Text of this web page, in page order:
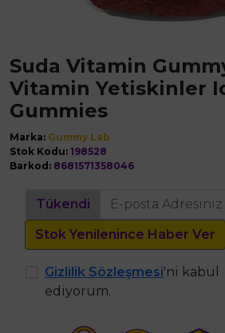
Suda Vitamin
Vitamin Yetiskinler
Gummies
Marka: Gummy Lab
Stok Kodu: 198528
Barkod: 8681571358046
Tükendi
Stok Yenilenince Haber Ver
Gizlilik Sözleşmesi'ni kabul
ediyorum.